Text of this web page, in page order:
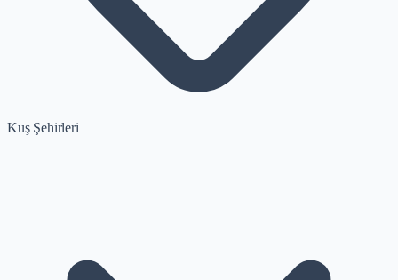
Kuş Şehirleri